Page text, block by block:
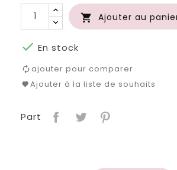
 Ajouter au
 En stock
ajouter pour comparer
Ajouter à la liste de souhaits
Part